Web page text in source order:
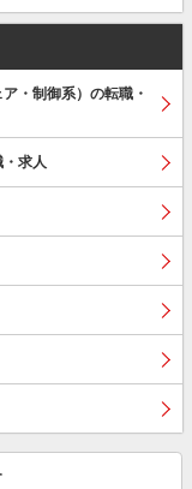
・制御系）の転職・
求人